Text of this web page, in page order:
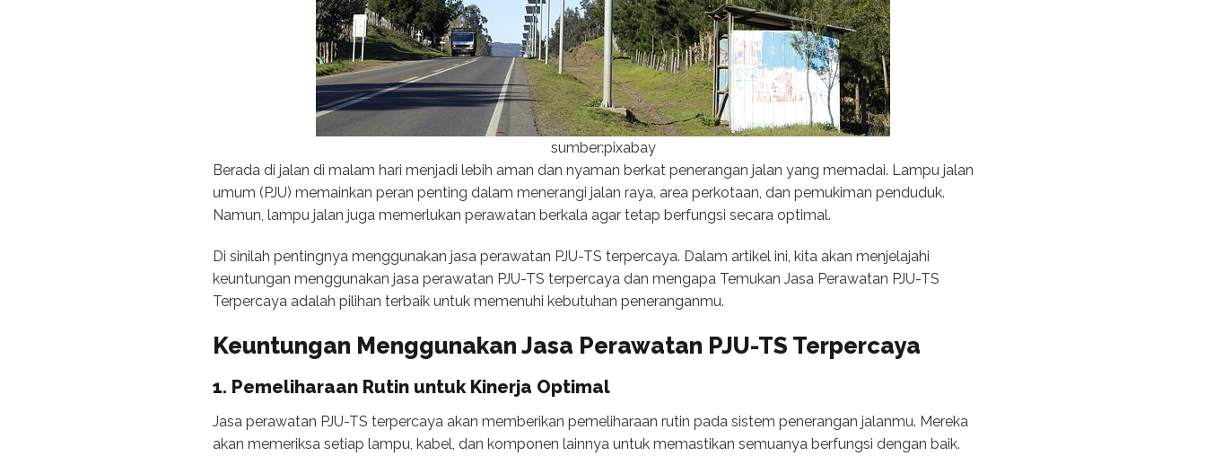
sumber:pixabay
Berada di jalan di malam hari menjadi lebih aman dan nyaman berkat penerangan jalan yang memadai. Lampu jalan
umum (PJU) memainkan peran penting dalam menerangi jalan raya, area perkotaan, dan pemukiman penduduk.
Namun, lampu jalan juga memerlukan perawatan berkala agar tetap berfungsi secara optimal.
Di sinilah pentingnya menggunakan jasa perawatan PJU-TS terpercaya. Dalam artikel ini, kita akan menjelajahi
keuntungan menggunakan jasa perawatan PJU-TS terpercaya dan mengapa Temukan Jasa Perawatan PJU-TS
Terpercaya adalah pilihan terbaik untuk memenuhi kebutuhan peneranganmu.
Keuntungan Menggunakan Jasa Perawatan PJU-TS Terpercaya
1. Pemeliharaan Rutin untuk Kinerja Optimal
Jasa perawatan PJU-TS terpercaya akan memberikan pemeliharaan rutin pada sistem penerangan jalanmu. Mereka
akan memeriksa setiap lampu, kabel, dan komponen lainnya untuk memastikan semuanya berfungsi dengan baik.